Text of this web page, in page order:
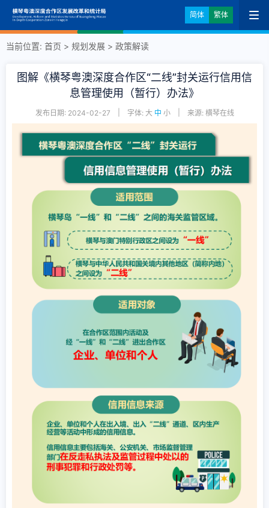
简体 繁体
当前位置: 首页 > 规划发展 > 政策解读
图解《横琴粤澳深度合作区“二线”封关运行信用信
息管理使用（暂行）办法》
发布日期: 2024-02-27 字体: 大 中 小 来源: 横琴在线